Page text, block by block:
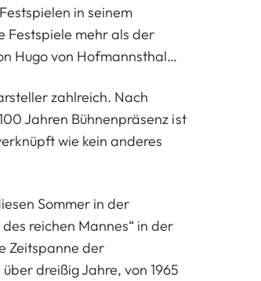
in seinem
Festspiele mehr als der
Hugo von Hofmannsthal…
zahlreich. Nach
Jahren Bühnenpräsenz ist
wie kein anderes
Sommer in der
reichen Mannes“ in der
Zeitspanne der
dreißig Jahre, von 1965